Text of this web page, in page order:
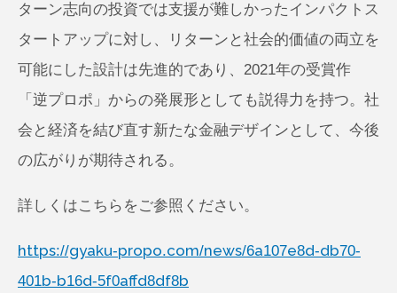
ターン志向の投資では支援が難しかったインパクトス
タートアップに対し、リターンと社会的価値の両立を
可能にした設計は先進的であり、2021年の受賞作
「逆プロポ」からの発展形としても説得力を持つ。社
会と経済を結び直す新たな金融デザインとして、今後
の広がりが期待される。
詳しくはこちらをご参照ください。
https://gyaku-propo.com/news/6a107e8d-db70-
401b-b16d-5f0affd8df8b